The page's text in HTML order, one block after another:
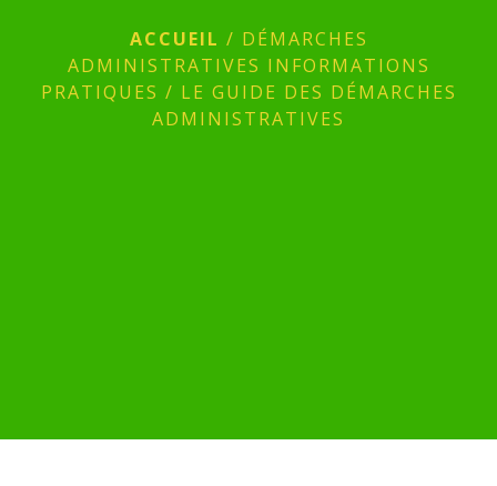
ACCUEIL / DÉMARCHES
ADMINISTRATIVES INFORMATIONS
PRATIQUES / LE GUIDE DES DÉMARCHES
ADMINISTRATIVES